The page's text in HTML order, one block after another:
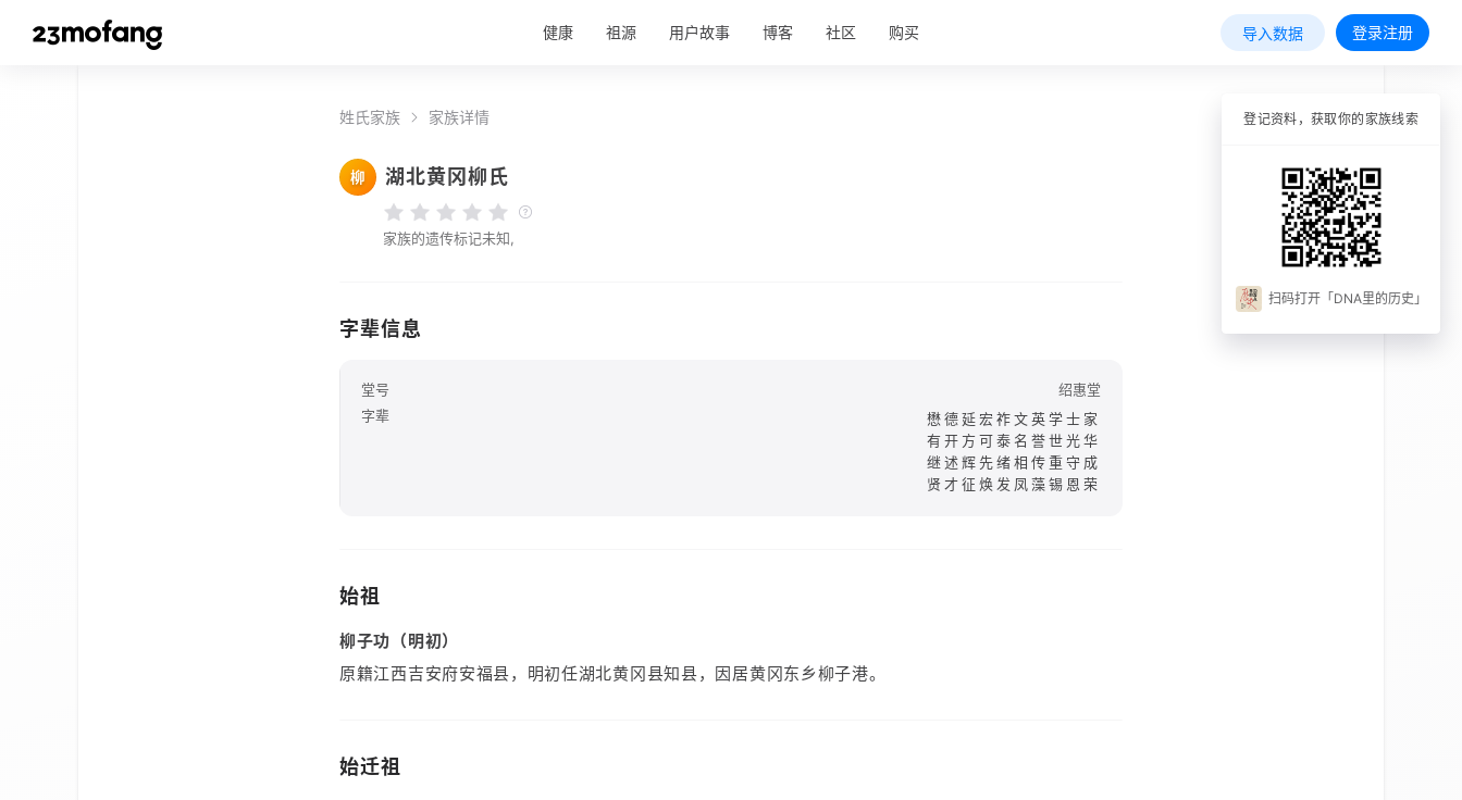
健康 祖源 用户故事 博客 社区 购买 导入数据 登录注册
姓氏家族 家族详情
柳 湖北黄冈柳氏
家族的遗传标记未知,
字辈信息
堂号
绍惠堂
字辈
懋德延宏祚文英学士家
有开方可泰名誉世光华
继述辉先绪相传重守成
贤才征焕发凤藻锡恩荣
始祖
柳子功（明初）
原籍江西吉安府安福县，明初任湖北黄冈县知县，因居黄冈东乡柳子港。
始迁祖
登记资料，获取你的家族线索
扫码打开「DNA里的历史」